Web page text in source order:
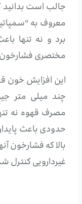
جالب است
معروف به
برد و نه تنها
مختصری فشارخون
این افزایش خون
چند میلی متر
مصرف قهوه نه
حدودی باعث
بالا که فشارخون
غیردارویی کنترل